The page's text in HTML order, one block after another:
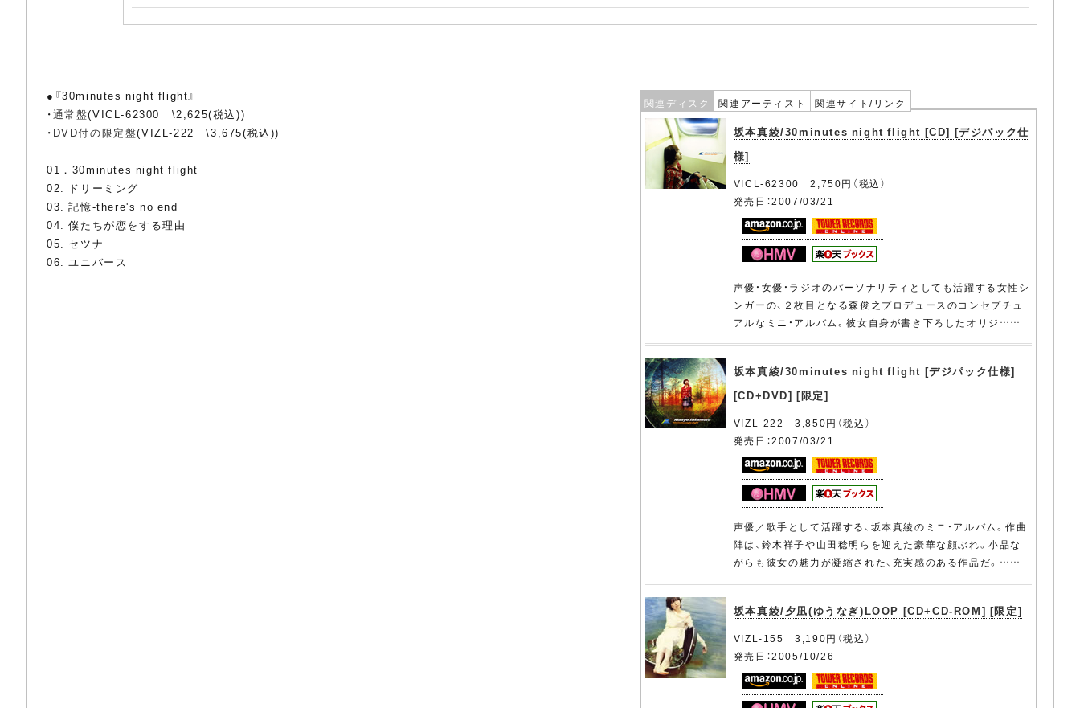
関連ディスク 関連アーティスト 関連サイト/リンク
坂本真綾/30minutes night flight [CD] [デジパック仕
様]
VICL-62300 2,750円（税込）
発売日：2007/03/21
声優・女優・ラジオのパーソナリティとしても活躍する女性シ
ンガーの、２枚目となる森俊之プロデュースのコンセプチュ
アルなミニ・アルバム。彼女自身が書き下ろしたオリジ……
坂本真綾/30minutes night flight [デジパック仕様]
[CD+DVD] [限定]
VIZL-222 3,850円（税込）
発売日：2007/03/21
声優／歌手として活躍する、坂本真綾のミニ・アルバム。作曲
陣は、鈴木祥子や山田稔明らを迎えた豪華な顔ぶれ。小品な
がらも彼女の魅力が凝縮された、充実感のある作品だ。……
坂本真綾/夕凪(ゆうなぎ)LOOP [CD+CD-ROM] [限定]
VIZL-155 3,190円（税込）
発売日：2005/10/26
●『30minutes night flight』
・通常盤(VICL-62300 \2,625(税込))
・ DVD付の限定盤(VIZL-222 \3,675(税込))
01．30minutes night flight
02. ドリーミング
03. 記憶-there's no end
04. 僕たちが恋をする理由
05. セツナ
06. ユニバース